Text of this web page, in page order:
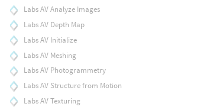
Labs AV Analyze Images
Labs AV Depth Map
Labs AV Initialize
Labs AV Meshing
Labs AV Photogrammetry
Labs AV Structure from Motion
Labs AV Texturing